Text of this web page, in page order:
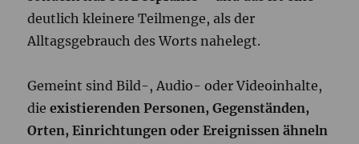
deutlich kleinere Teilmenge, als der
Alltagsgebrauch des Worts nahelegt.
Gemeint sind Bild-, Audio- oder Videoinhalte,
dieexistierenden Personen, Gegenständen,
Orten, Einrichtungen oder Ereignissen ähneln